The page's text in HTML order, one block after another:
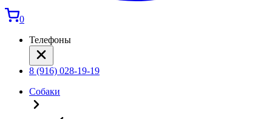
0
Телефоны
8 (916) 028-19-19
Собаки